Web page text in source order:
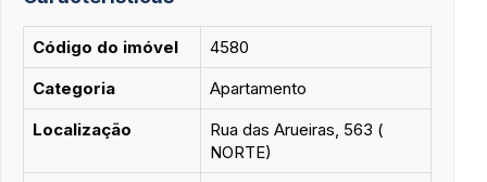
Código do imóvel
4580
Categoria
Apartamento
Localização
Rua das Arueiras, 563 (
NORTE)